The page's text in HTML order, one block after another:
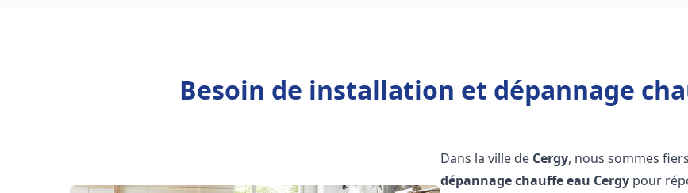
Besoin de installation et dépannage
Dans la ville de Cergy, nous sommes
dépannage chauffe eau Cergy pour